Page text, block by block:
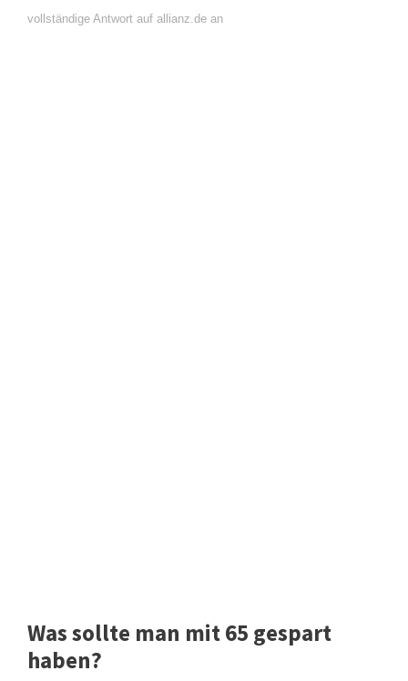
vollständige Antwort auf allianz.de an
Was sollte man mit 65 gespart
haben?